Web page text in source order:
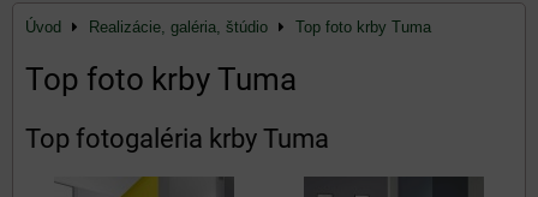
Úvod Realizácie, galéria, štúdio Top foto krby Tuma
Top foto krby Tuma
Top fotogaléria krby Tuma